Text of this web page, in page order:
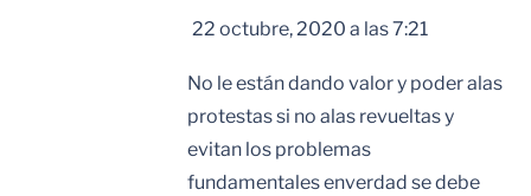
22 octubre, 2020 a las 7:21
No le están dando valor y poder alas
protestas si no alas revueltas y
evitan los problemas
fundamentales enverdad se debe